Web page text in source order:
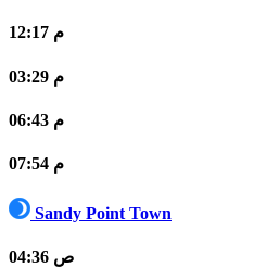
12:17 م
03:29 م
06:43 م
07:54 م
Sandy Point Town
04:36 ص